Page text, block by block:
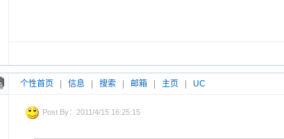
个性首页 信息 搜索 邮箱 主页 UC
Post By：2011/4/15 16:25:15